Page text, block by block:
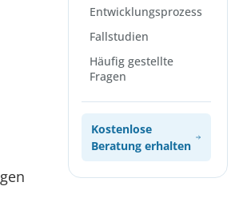
Entwicklungsprozess
Fallstudien
Häufig gestellte
Fragen
Kostenlose
Beratung erhalten